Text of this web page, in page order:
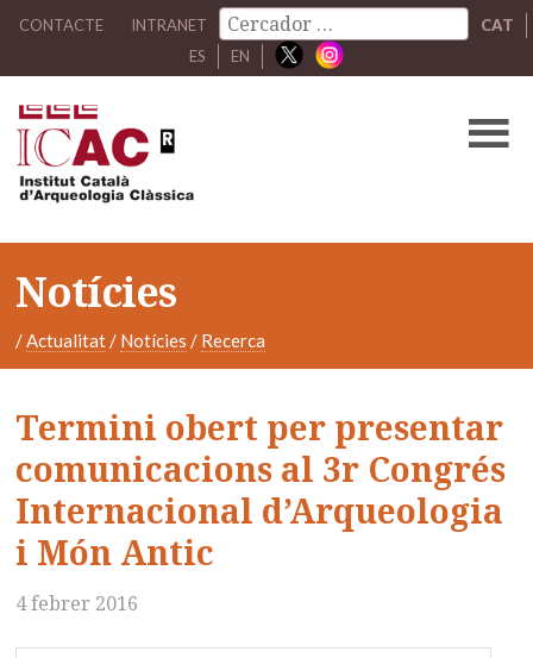
CONTACTE INTRANET
CAT
ES
EN
Notícies
/Actualitat/ Notícies / Recerca
Termini obert per presentar
comunicacions al 3r Congrés
Internacional d’Arqueologia
i Món Antic
4 febrer 2016